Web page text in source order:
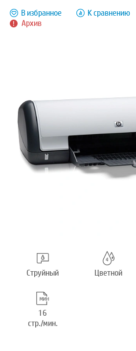
Архив
В избранное К сравнению
Струйный Цветной
16
стр./мин.